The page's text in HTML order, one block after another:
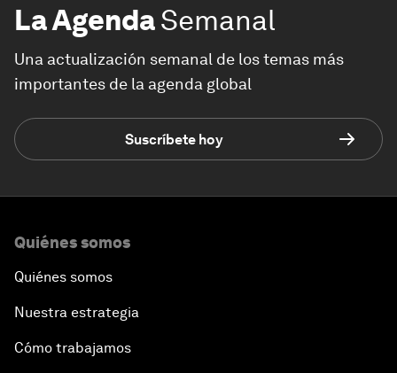
La AgendaSemanal
Una actualización semanal de los temas más
importantes de la agenda global
Suscríbete hoy
Quiénes somos
Quiénes somos
Nuestra estrategia
Cómo trabajamos